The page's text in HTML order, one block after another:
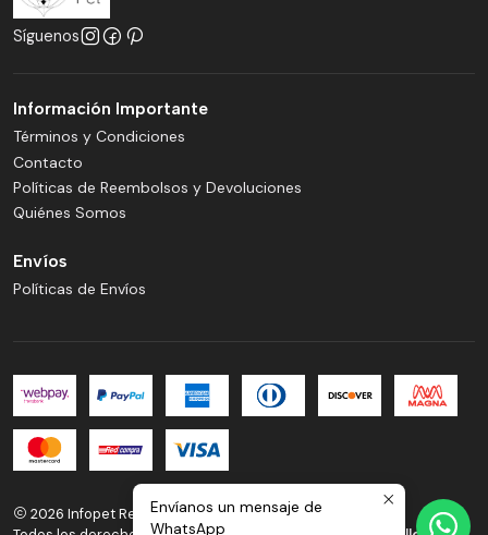
Síguenos
Información Importante
Términos y Condiciones
Contacto
Políticas de Reembolsos y Devoluciones
Quiénes Somos
Envíos
Políticas de Envíos
2026 Infopet Reñaca.Envíanos un mensaje de
WhatsApp